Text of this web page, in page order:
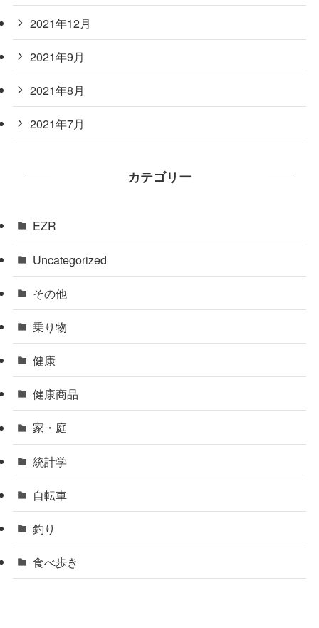
2021年12月
2021年9月
2021年8月
2021年7月
カテゴリー
EZR
Uncategorized
その他
乗り物
健康
健康商品
家・庭
統計学
自転車
釣り
食べ歩き